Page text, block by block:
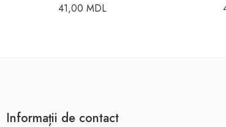
41,00 MDL
Informații de contact